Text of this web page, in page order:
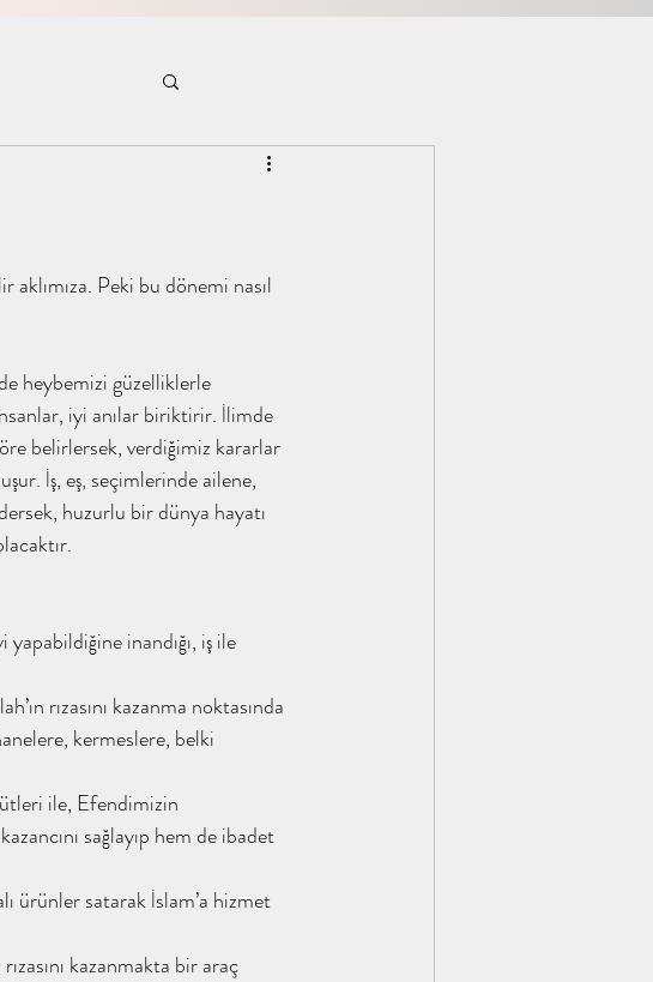
Peki bu dönemi nasıl
heybemizi güzelliklerle
iyi anılar biriktirir. İlimde
belirlersek, verdiğimiz kararlar
İş, eş, seçimlerinde ailene,
huzurlu bir dünya hayatı
inandığı, iş ile
kermeslere, belki
ile, Efendimizin
sağlayıp hem de ibadet
ürünler satarak İslam’a hizmet
kazanmakta bir araç